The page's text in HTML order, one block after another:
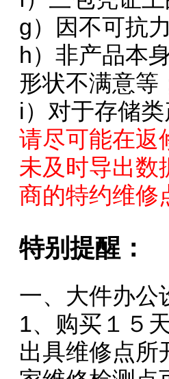
g）因不可抗
h）非产品本
形状不满意等
i）对于存储
请尽可能在返
未及时导出数
商的特约维修
特别提醒：
一、大件办公
1、购买１５
出具维修点所